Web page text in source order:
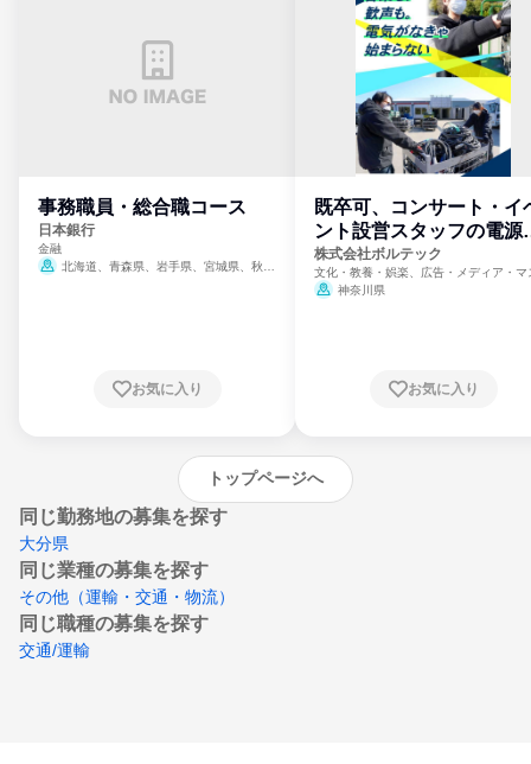
事務職員・総合職コース
日本銀行
金融
北海道、青森県、岩手県、宮城県、秋田
崎県、熊本県、大分県、宮崎県、鹿児島県、
お気に入り
既卒可、コンサート・イ
ント設営スタッフの電源
門
株式会社ボルテック
文化・教養・娯楽、広告・メディア・マ
ミ、電力・ガス・水道・エネルギー
神奈川県
お気に入り
トップページへ
同じ勤務地の募集を探す
大分県
同じ業種の募集を探す
その他（運輸・交通・物流）
同じ職種の募集を探す
交通/運輸